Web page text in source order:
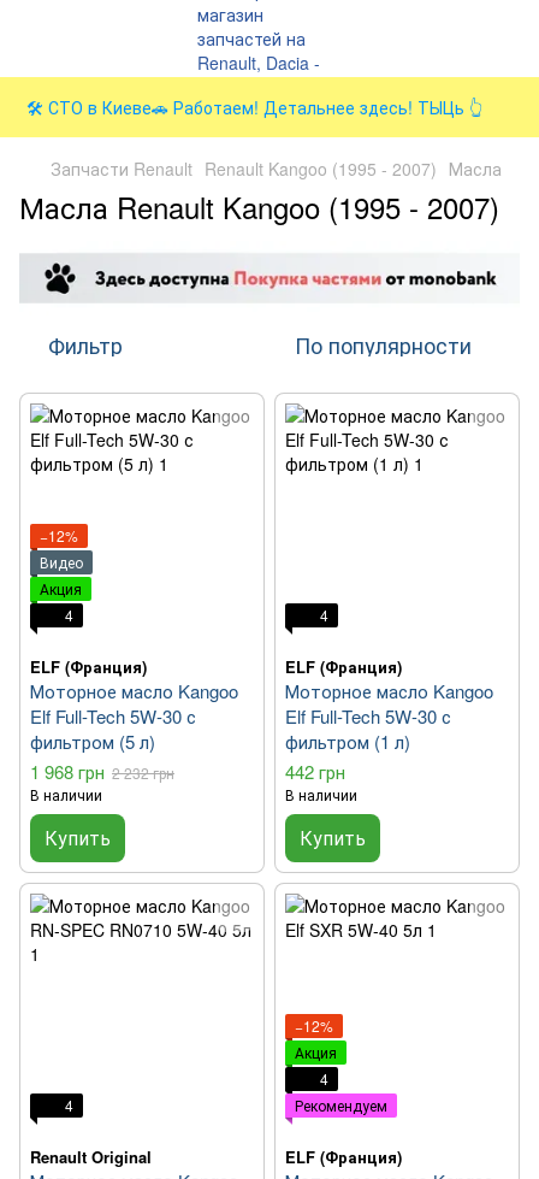
🛠️ СТО в Киеве🚗 Работаем! Детальнее здесь! ТЫЦь 👆
Запчасти Renault Renault Kangoo (1995 - 2007) Масла
Масла Renault Kangoo (1995 - 2007)
Фильтр По популярности
−12%
Видео
Акция
4
ELF (Франция)
Моторное масло Kangoo
Elf Full-Tech 5W-30 с
фильтром (5 л)
1 968 грн 2 232 грн
В наличии
Купить
4
ELF (Франция)
Моторное масло Kangoo
Elf Full-Tech 5W-30 с
фильтром (1 л)
442 грн
В наличии
Купить
4
Renault Original
−12%
Акция
4
Рекомендуем
ELF (Франция)